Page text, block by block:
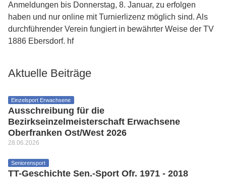
Anmeldungen bis Donnerstag, 8. Januar, zu erfolgen
haben und nur online mit Turnierlizenz möglich sind. Als
durchführender Verein fungiert in bewährter Weise der TV
1886 Ebersdorf. hf
Aktuelle Beiträge
Einzelsport Erwachsene
Ausschreibung für die
Bezirkseinzelmeisterschaft Erwachsene
Oberfranken Ost/West 2026
28.06.2026
Seniorensport
TT-Geschichte Sen.-Sport Ofr. 1971 - 2018